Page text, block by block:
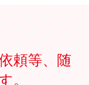
頼等、随
。